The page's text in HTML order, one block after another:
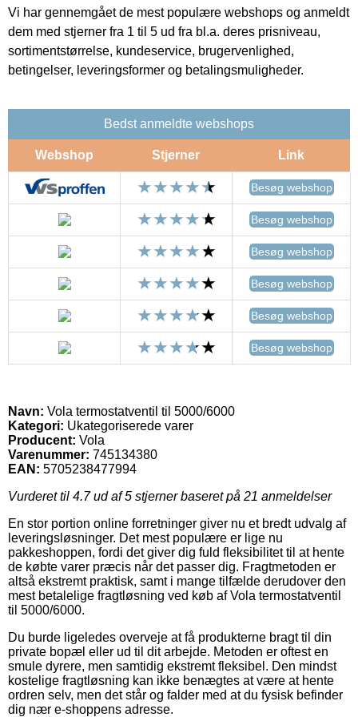
Vi har gennemgået de mest populære webshops og anmeldt
dem med stjerner fra 1 til 5 ud fra bl.a. deres prisniveau,
sortimentstørrelse, kundeservice, brugervenlighed,
betingelser, leveringsformer og betalingsmuligheder.
Bedst anmeldte webshops
Webshop Stjerner Link
Besøg webshop
Besøg webshop
Besøg webshop
Besøg webshop
Besøg webshop
Besøg webshop
Navn: Vola termostatventil til 5000/6000
Kategori: Ukategoriserede varer
Producent: Vola
Varenummer: 745134380
EAN: 5705238477994
Vurderet til 4.7ud af 5 stjerner baseret på 21 anmeldelser
En stor portion online forretninger giver nu et bredt udvalg af
leveringsløsninger. Det mest populære er lige nu
pakkeshoppen, fordi det giver dig fuld fleksibilitet til at hente
de købte varer præcis når det passer dig. Fragtmetoden er
altså ekstremt praktisk, samt i mange tilfælde derudover den
mest betalelige fragtløsning ved køb af Vola termostatventil
til 5000/6000.
Du burde ligeledes overveje at få produkterne bragt til din
private bopæl eller ud til dit arbejde. Metoden er oftest en
smule dyrere, men samtidig ekstremt fleksibel. Den mindst
kostelige fragtløsning kan ikke benægtes at være at hente
ordren selv, men det står og falder med at du fysisk befinder
dig nær e-shoppens adresse.